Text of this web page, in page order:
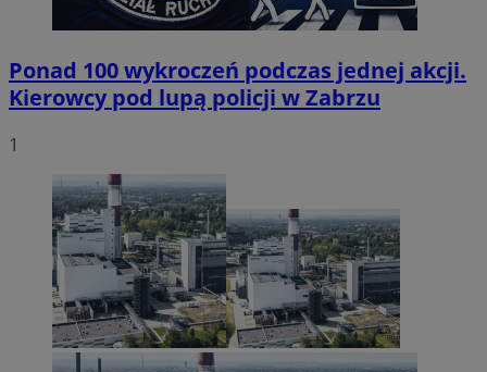
Ponad 100 wykroczeń podczas jednej akcji.
Kierowcy pod lupą policji w Zabrzu
1